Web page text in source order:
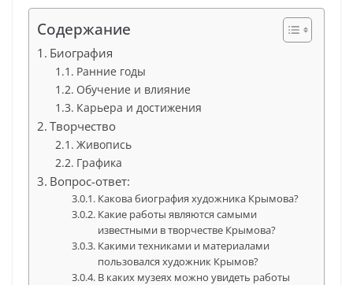
Содержание
Биография
Ранние годы
Обучение и влияние
Карьера и достижения
Творчество
Живопись
Графика
Вопрос-ответ:
Какова биография художника Крымова?
Какие работы являются самыми
известными в творчестве Крымова?
Какими техниками и материалами
пользовался художник Крымов?
В каких музеях можно увидеть работы